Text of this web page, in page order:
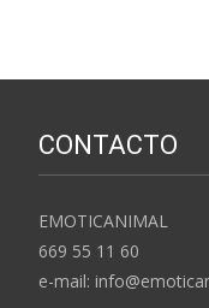
CONTACTO
EMOTICANIMAL
669 55 11 60
e-mail: